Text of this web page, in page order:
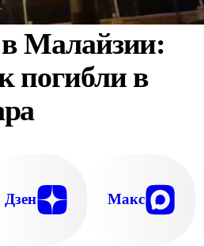
Малайзии:
погибли в
Дзен Макс